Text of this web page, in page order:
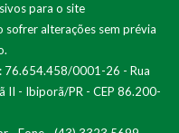
para o site
sofrer alterações sem prévia
76.654.458/0001-26 - Rua
II - Ibiporã/PR - CEP 86.200-